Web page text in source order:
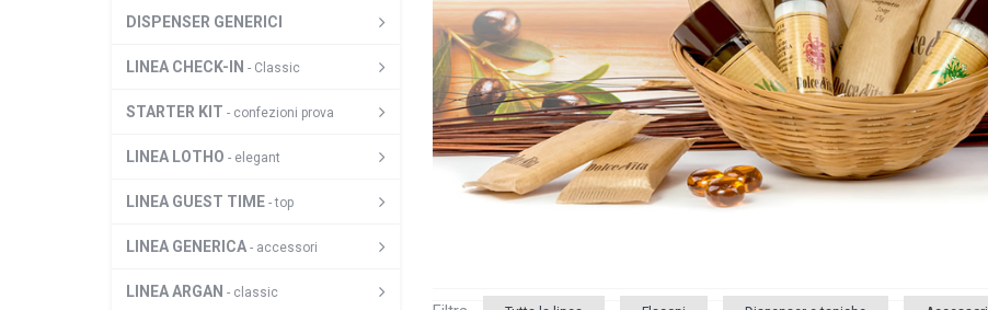
DISPENSER GENERICI
LINEA CHECK-IN - Classic
STARTER KIT - confezioni prova
LINEA LOTHO - elegant
LINEA GUEST TIME - top
LINEA GENERICA - accessori
LINEA ARGAN - classic